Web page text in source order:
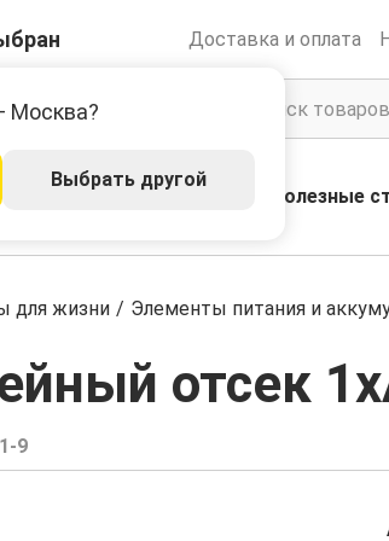
Москва?
Выбрать другой
Доставка и оплата
Акции Полезные
для жизни / Элементы питания и
отсек
9